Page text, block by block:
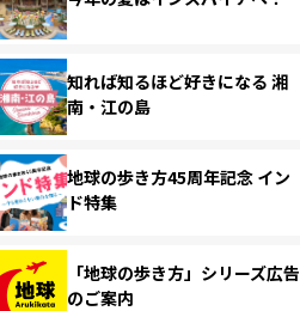
知れば知るほど好きになる 湘
南・江の島
地球の歩き方45周年記念 イン
ド特集
「地球の歩き方」シリーズ広告
のご案内